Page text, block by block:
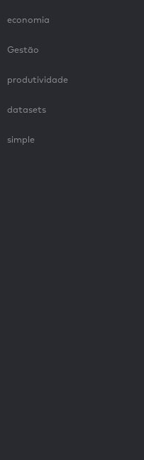
economia
Gestão
produtividade
datasets
simple